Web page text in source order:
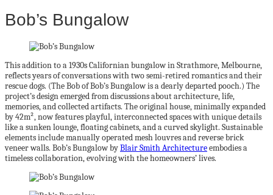
Bob’s Bungalow
This addition to a 1930s Californian bungalow in Strathmore, Melbourne,
reflects years of conversations with two semi-retired romantics and their
rescue dogs. (The Bob of Bob’s Bungalow is a dearly departed pooch.) The
project’s design emerged from discussions about architecture, life,
memories, and collected artifacts. The original house, minimally expanded
by 42m², now features playful, interconnected spaces with unique details
like a sunken lounge, floating cabinets, and a curved skylight. Sustainable
elements include manually operated mesh louvres and reverse brick
veneer walls. Bob’s Bungalow byBlair Smith Architectureembodies a
timeless collaboration, evolving with the homeowners’ lives.